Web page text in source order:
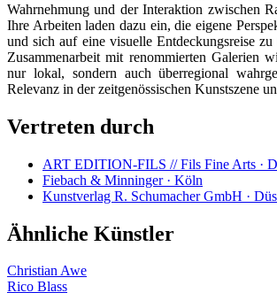
Wahrnehmung und der Interaktion zwischen
Ihre Arbeiten laden dazu ein, die eigene
und sich auf eine visuelle Entdeckungsreise
Zusammenarbeit mit renommierten Galerien
nur lokal, sondern auch überregional
Relevanz in der zeitgenössischen Kunstszene
Vertreten durch
ART EDITION-FILS // Fils Fine Arts ·
Fiebach & Minninger · Köln
Kunstverlag R. Schumacher GmbH ·
Ähnliche Künstler
Christian Awe
Rico Blass